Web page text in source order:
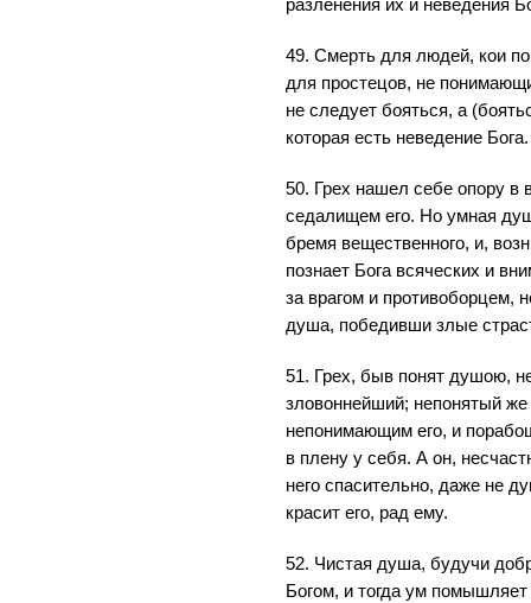
разленения их и неведения
49. Смерть для людей, кои
для простецов, не
не следует бояться, а
которая есть неведение
50. Грех нашел себе опору в
седалищем его. Но умная
бремя вещественного, и,
познает Бога всяческих и
за врагом и противоборцем,
душа, победивши злые
51. Грех, быв понят душою,
зловоннейший; непонятый
непонимающим его, и
в плену у себя. А он,
него спасительно, даже не
красит его, рад ему.
52. Чистая душа, будучи
Богом, и тогда ум